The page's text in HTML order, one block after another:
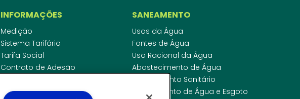
INFORMAÇÕES
Medição
Sistema Tarifário
Tarifa Social
Contrato de Adesão
Agências Reguladoras
SANEAMENTO
Usos da Água
Fontes de Água
Uso Racional da Água
Abastecimento de Água
Esgotamento Sanitário
Regulamento de Água e Esgoto